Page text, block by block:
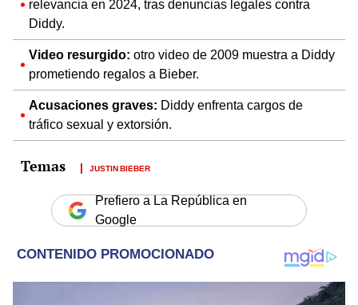
relevancia en 2024, tras denuncias legales contra
Diddy.
Video resurgido: otro video de 2009 muestra a Diddy
prometiendo regalos a Bieber.
Acusaciones graves: Diddy enfrenta cargos de
tráfico sexual y extorsión.
JUSTIN BIEBER
Prefiero a La República en
Google